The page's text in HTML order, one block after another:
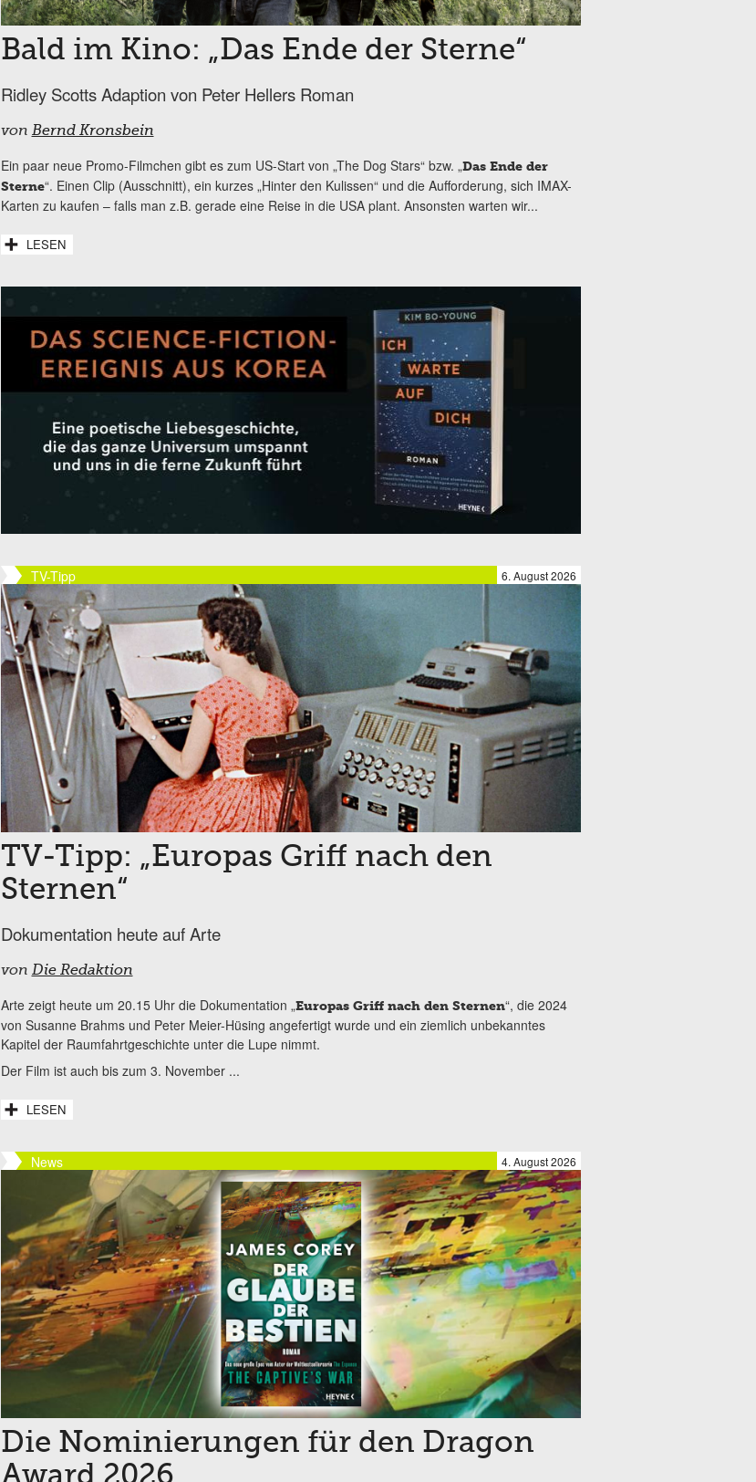
Bald im Kino: „Das Ende der Sterne“
Ridley Scotts Adaption von Peter Hellers Roman
von Bernd Kronsbein
Ein paar neue Promo-Filmchen gibt es zum US-Start von „The Dog Stars“ bzw. „Das Ende der
Sterne“. Einen Clip (Ausschnitt), ein kurzes „Hinter den Kulissen“ und die Aufforderung, sich IMAX-
Karten zu kaufen – falls man z.B. gerade eine Reise in die USA plant. Ansonsten warten wir...
LESEN
TV-Tipp 6. August 2026
TV-Tipp: „Europas Griff nach den
Sternen“
Dokumentation heute auf Arte
von Die Redaktion
Arte zeigt heute um 20.15 Uhr die Dokumentation „Europas Griff nach den Sternen“, die 2024
von Susanne Brahms und Peter Meier-Hüsing angefertigt wurde und ein ziemlich unbekanntes
Kapitel der Raumfahrtgeschichte unter die Lupe nimmt.
Der Film ist auch bis zum 3. November ...
LESEN
News 4. August 2026
Die Nominierungen für den Dragon